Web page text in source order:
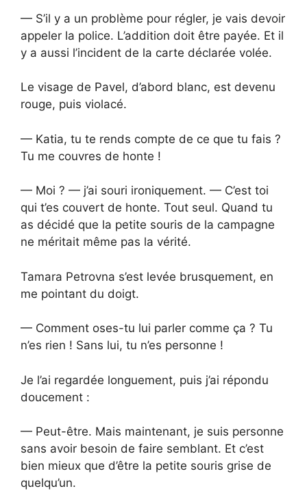
— S’il y a un problème pour régler, je vais devoir
appeler la police. L’addition doit être payée. Et il
y a aussi l’incident de la carte déclarée volée.
Le visage de Pavel, d’abord blanc, est devenu
rouge, puis violacé.
— Katia, tu te rends compte de ce que tu fais ?
Tu me couvres de honte !
— Moi ? — j’ai souri ironiquement. — C’est toi
qui t’es couvert de honte. Tout seul. Quand tu
as décidé que la petite souris de la campagne
ne méritait même pas la vérité.
Tamara Petrovna s’est levée brusquement, en
me pointant du doigt.
— Comment oses-tu lui parler comme ça ? Tu
n’es rien ! Sans lui, tu n’es personne !
Je l’ai regardée longuement, puis j’ai répondu
doucement :
— Peut-être. Mais maintenant, je suis personne
sans avoir besoin de faire semblant. Et c’est
bien mieux que d’être la petite souris grise de
quelqu’un.